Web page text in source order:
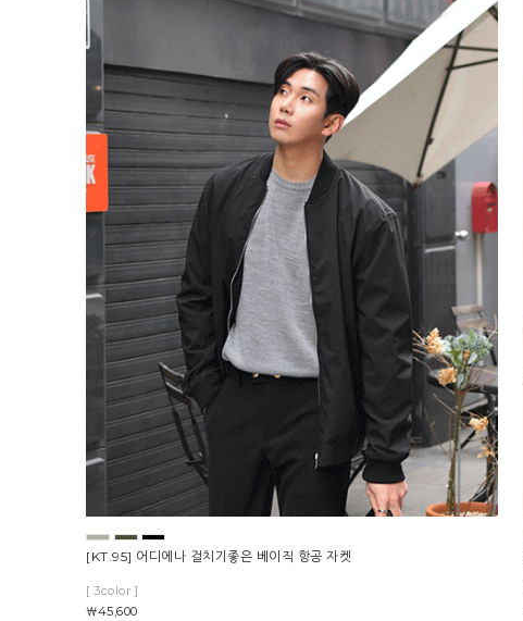
[KT.95] 어디에나 걸치기좋은 베이직 항공 자켓
[ 3color ]
￦45,600